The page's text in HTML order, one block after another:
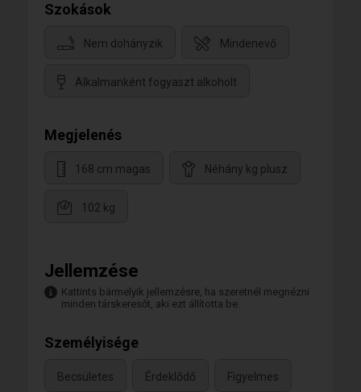
Szokások
Nem dohányzik Mindenevő
Alkalmanként fogyaszt alkoholt
Megjelenés
168 cm magas Néhány kg plusz
102 kg
Jellemzése
Kattints bármelyik jellemzésre, ha szeretnél megnézni
minden társkeresőt, aki ezt állította be.
Személyisége
Becsületes Érdeklődő Figyelmes